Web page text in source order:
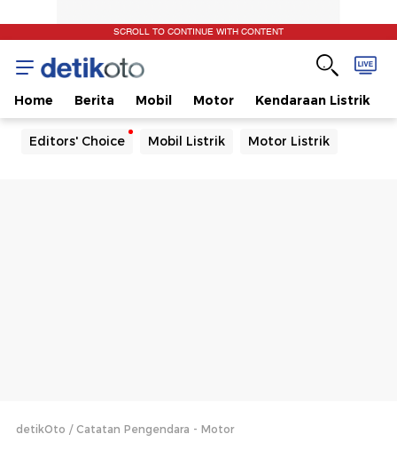
SCROLL TO CONTINUE WITH CONTENT
Home Berita Mobil Motor Kendaraan Listrik
Editors' Choice Mobil Listrik Motor Listrik
detikOto Catatan Pengendara - Motor